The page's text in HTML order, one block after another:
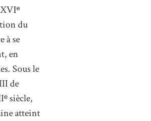
du
à se
en
Sous le
de
siècle,
atteint